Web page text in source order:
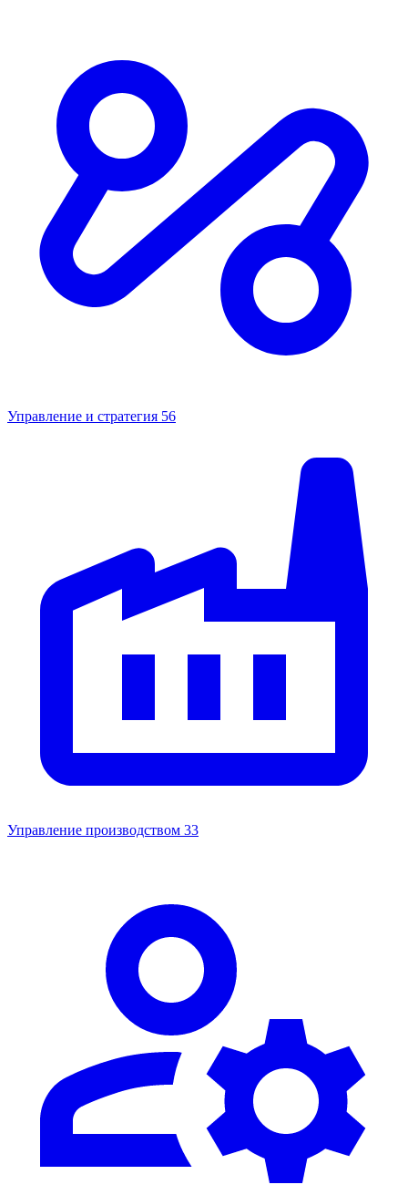
Управление и стратегия 56
Управление производством 33